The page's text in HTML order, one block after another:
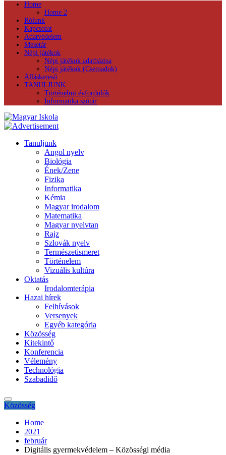
Home
Home 2
Rólunk
Kapcsolat
Adatvédelem
Mesetár
Népi játékok
Népi játékok adatbázisa
Népi játékok (Csemadok)
Álláskereső
TANULJUNK
Történelmi évfordulók
Informatika szótár
Tanuljunk
Angol nyelv
Biológia
Ének/Zene
Fizika
Informatika
Kémia
Magyar irodalom
Matematika
Magyar nyelvtan
Rajz
Szlovák nyelv
Természetismeret
Történelem
Vizuális kultúra
Oktatás
Irodalomterápia
Hazai hírek
Felhívások
Versenyek
Egyéb kategória
Közösség
Kitekintő
Konferencia
Vélemény
Technológia
Szabadidő
Közösség
Home
2021
február
Digitális gyermekvédelem – Közösségi média